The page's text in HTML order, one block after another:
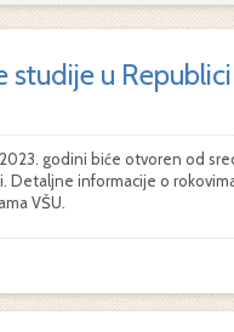
u
godini biće otvoren od
Detaljne informacije o
VŠU.